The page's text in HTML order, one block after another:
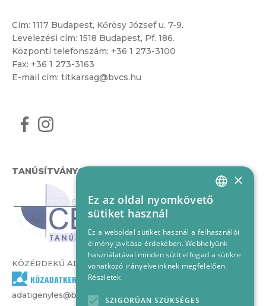
Cím: 1117 Budapest, Kőrösy József u. 7-9.
Levelezési cím: 1518 Budapest, Pf. 186.
Központi telefonszám: +36 1 273-3100
Fax: +36 1 273-3163
E-mail cím: titkarsag@bvcs.hu
TANÚSÍTVÁNYOK
KÖZÉRDEKŰ ADATOK
adatigenyles@bvcs.hu
HUNGARIAN
×
Ez az oldal nyomkövető
sütiket használ
Ez a weboldal sütiket használ a felhasználói
élmény javítása érdekében. Webhelyünk
használatával minden sütit elfogad a sütikre
vonatkozó irányelveinknek megfelelően.
Részletek
SZIGORÚAN SZÜKSÉGES